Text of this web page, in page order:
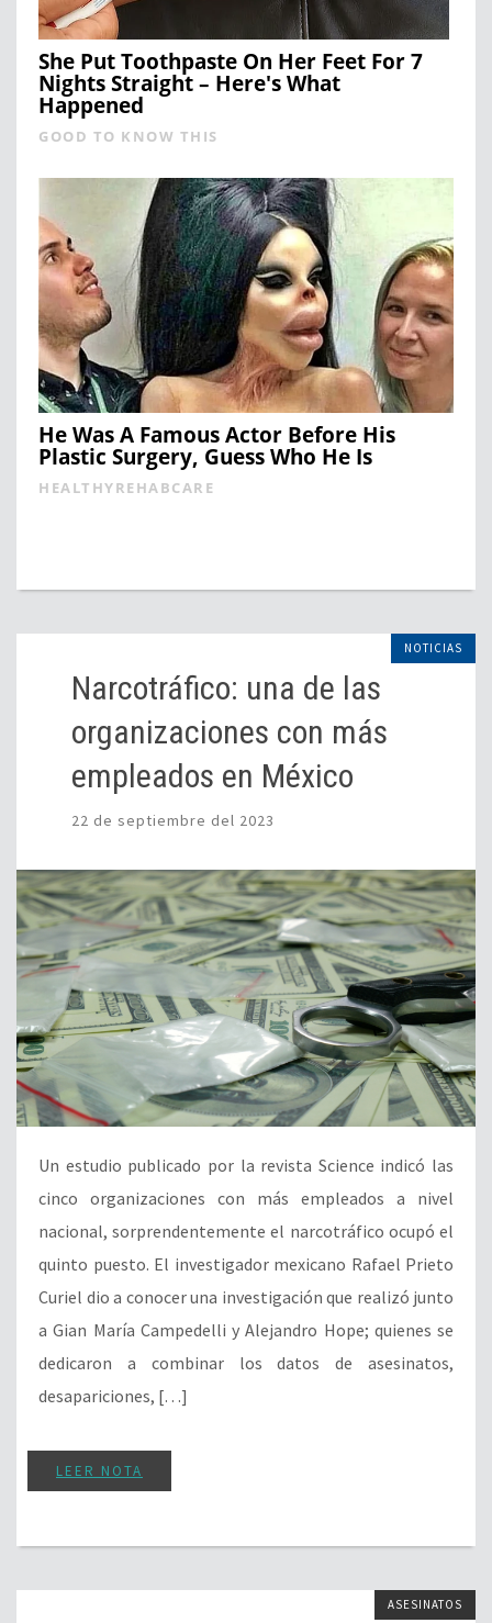
She Put Toothpaste On Her Feet For 7
Nights Straight – Here's What
Happened
GOOD TO KNOW THIS
He Was A Famous Actor Before His
Plastic Surgery, Guess Who He Is
HEALTHYREHABCARE
NOTICIAS
Narcotráfico: una de las
organizaciones con más
empleados en México
22 de septiembre del 2023
Un estudio publicado por la revista Science indicó las
cinco organizaciones con más empleados a nivel
nacional, sorprendentemente el narcotráfico ocupó el
quinto puesto. El investigador mexicano Rafael Prieto
Curiel dio a conocer una investigación que realizó junto
a Gian María Campedelli y Alejandro Hope; quienes se
dedicaron a combinar los datos de asesinatos,
desapariciones, […]
LEER NOTA
ASESINATOS